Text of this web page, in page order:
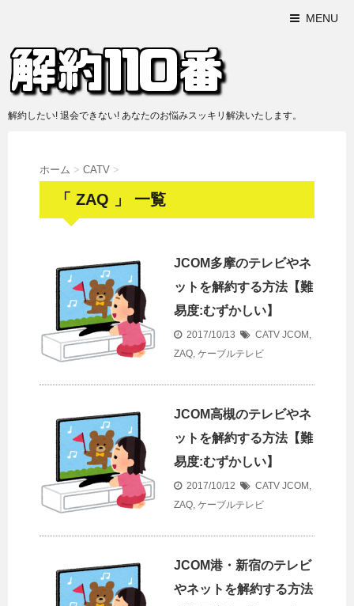
MENU
解約したい! 退会できない! あなたのお悩みスッキリ解決いたします。
ホーム > CATV >
「 ZAQ 」 一覧
JCOM多摩のテレビやネ
ットを解約する方法【難
易度:むずかしい】
2017/10/13 CATV JCOM ,
ZAQ, ケーブルテレビ
JCOM高槻のテレビやネ
ットを解約する方法【難
易度:むずかしい】
2017/10/12 CATV JCOM ,
ZAQ, ケーブルテレビ
JCOM港・新宿のテレビ
やネットを解約する方法